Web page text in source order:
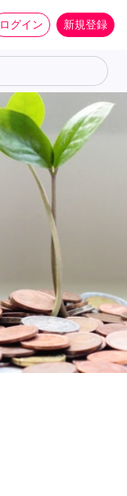
ログイン 新規登録